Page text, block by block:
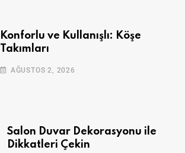
Konforlu ve Kullanışlı: Köşe
Takımları
AĞUSTOS 2, 2026
Salon Duvar Dekorasyonu ile
Dikkatleri Çekin